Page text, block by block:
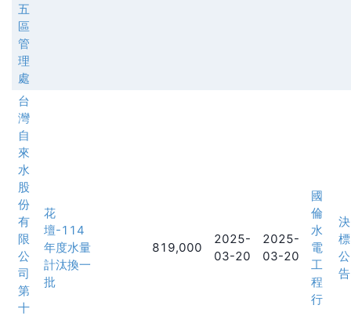
五
區
管
理
處
台
灣
自
來
水
股
份
有
限
公
司
第
十
花
壇-114
年度水量
計汰換一
批
819,000
2025-
03-20
2025-
03-20
國
倫
水
電
工
程
行
決
標
公
告